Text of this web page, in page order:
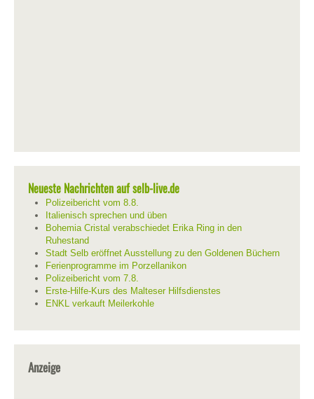
Neueste Nachrichten auf selb-live.de
Polizeibericht vom 8.8.
Italienisch sprechen und üben
Bohemia Cristal verabschiedet Erika Ring in den
Ruhestand
Stadt Selb eröffnet Ausstellung zu den Goldenen Büchern
Ferienprogramme im Porzellanikon
Polizeibericht vom 7.8.
Erste-Hilfe-Kurs des Malteser Hilfsdienstes
ENKL verkauft Meilerkohle
Anzeige